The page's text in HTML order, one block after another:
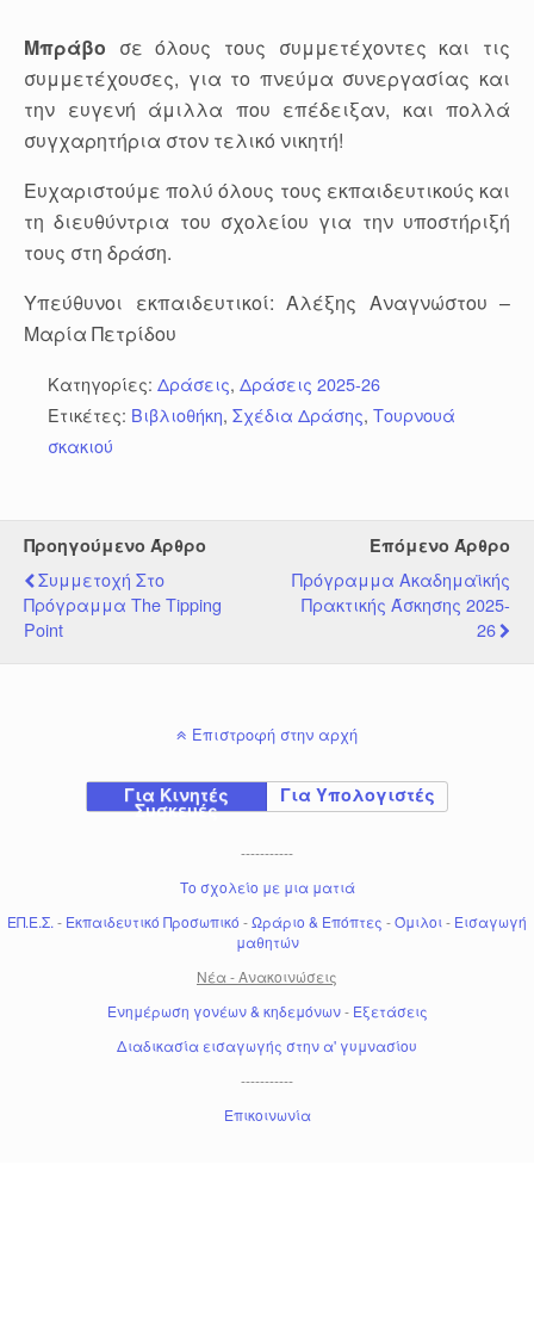
Μπράβο σε όλους τους συμμετέχοντες και τις
συμμετέχουσες, για το πνεύμα συνεργασίας και
την ευγενή άμιλλα που επέδειξαν, και πολλά
συγχαρητήρια στον τελικό νικητή!
Ευχαριστούμε πολύ όλους τους εκπαιδευτικούς και
τη διευθύντρια του σχολείου για την υποστήριξή
τους στη δράση.
Υπεύθυνοι εκπαιδευτικοί: Αλέξης Αναγνώστου –
Μαρία Πετρίδου
Κατηγορίες: Δράσεις, Δράσεις 2025-26
Ετικέτες: Βιβλιοθήκη, Σχέδια Δράσης, Τουρνουά
σκακιού
Προηγούμενο Άρθρο
Συμμετοχή Στο
Πρόγραμμα The Tipping
Point
Επόμενο Άρθρο
Πρόγραμμα Ακαδημαϊκής
Πρακτικής Άσκησης 2025-
26
Επιστροφή στην αρχή
Για Κινητές
Συσκευές
Για Υπολογιστές
-----------
Το σχολείο με μια ματιά
ΕΠ.Ε.Σ. - Εκπαιδευτικό Προσωπικό -Ωράριο & Επόπτες -Όμιλοι- Εισαγωγή
μαθητών
Νέα - Ανακοινώσεις
Ενημέρωση γονέων & κηδεμόνων- Εξετάσεις
Διαδικασία εισαγωγής στην α' γυμνασίου
-----------
Επικοινωνία